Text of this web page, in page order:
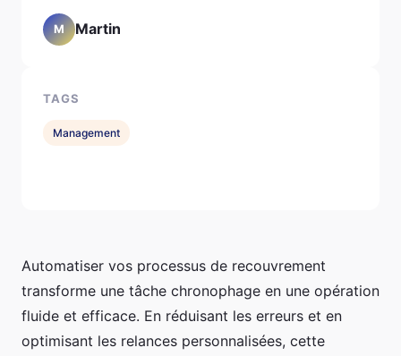
Automatiser vos processus de recouvrement
transforme une tâche chronophage en une opération
fluide et efficace. En réduisant les erreurs et en
optimisant les relances personnalisées, cette
M Martin
TAGS
Management